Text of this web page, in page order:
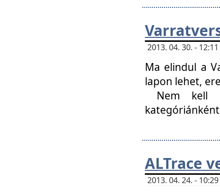
2013. 04. 30. -
Ma elindul a
lapon lehet,
Nem kell
ALTrace
2013. 04. 24. -